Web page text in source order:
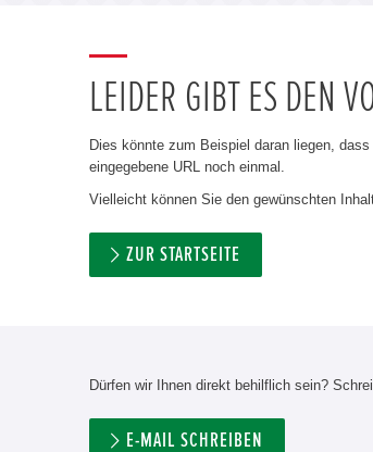
LEIDER GIBT ES DEN
Dies könnte zum Beispiel daran liegen,
eingegebene URL noch einmal.
Vielleicht können Sie den gewünschten
ZUR STARTSEITE
Dürfen wir Ihnen direkt behilflich sein?
E-MAIL SCHREIBEN